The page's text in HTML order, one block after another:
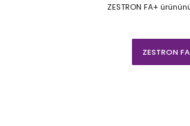
ZESTRON FA+
ZESTRON